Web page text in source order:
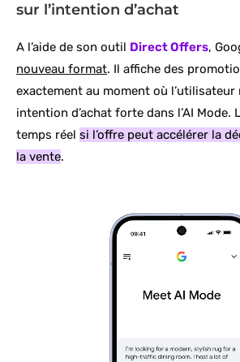
sur l’intention d’achat
A l’aide de son outil Direct Offers,
nouveau format. Il affiche des
exactement au moment où l’utilisateur
intention d’achat forte dans l’AI Mode.
temps réel si l’offre peut accélérer la
la vente.